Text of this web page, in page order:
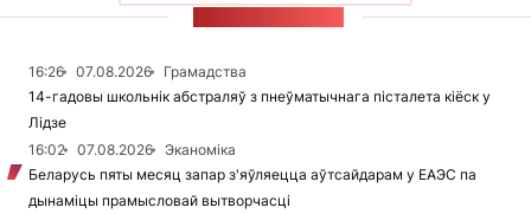
16:26 07.08.2026
Грамадства
14-гадовы школьнік абстраляў з пнеўматычнага пісталета кіёск у
Лідзе
16:02
07.08.2026
Эканоміка
Беларусь пяты месяц запар з'яўляецца аўтсайдарам у ЕАЭС па
дынаміцы прамысловай вытворчасці